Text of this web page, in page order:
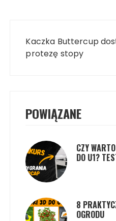
wpisu
Kaczka Buttercup
protezę stopy
POWIĄZANE
CZY
DO U1?
8
OGRODU